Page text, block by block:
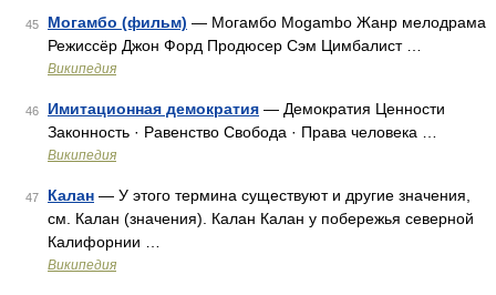
45 Могамбо (фильм) — Могамбо Mogambo Жанр мелодрама
Режиссёр Джон Форд Продюсер Сэм Цимбалист …
Википедия
46 Имитационная демократия — Демократия Ценности
Законность · Равенство Свобода · Права человека …
Википедия
47 Калан — У этого термина существуют и другие значения,
см. Калан (значения). Калан Калан у побережья северной
Калифорнии …
Википедия